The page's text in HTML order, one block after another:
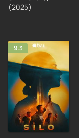
(2025)
9.3